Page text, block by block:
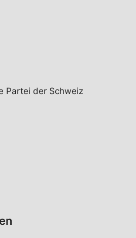
Partei der Schweiz